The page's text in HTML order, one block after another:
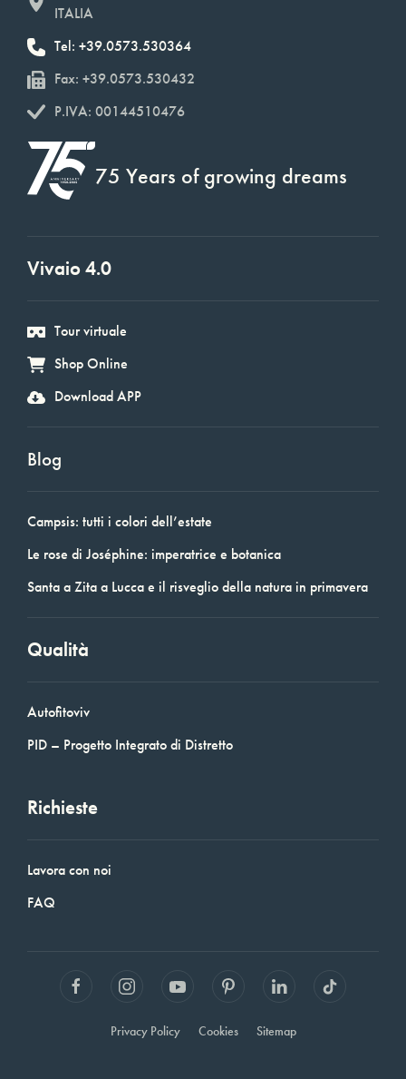
ITALIA
Tel: +39.0573.530364
Fax: +39.0573.530432
P.IVA: 00144510476
75 Years of growing dreams
Vivaio 4.0
Tour virtuale
Shop Online
Download APP
Blog
Campsis: tutti i colori dell’estate
Le rose di Joséphine: imperatrice e botanica
Santa a Zita a Lucca e il risveglio della natura in primavera
Qualità
Autofitoviv
PID – Progetto Integrato di Distretto
Richieste
Lavora con noi
FAQ
Privacy Policy Cookies Sitemap